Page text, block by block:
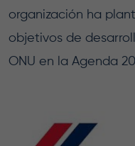
organización ha
objetivos de
ONU en la Agenda